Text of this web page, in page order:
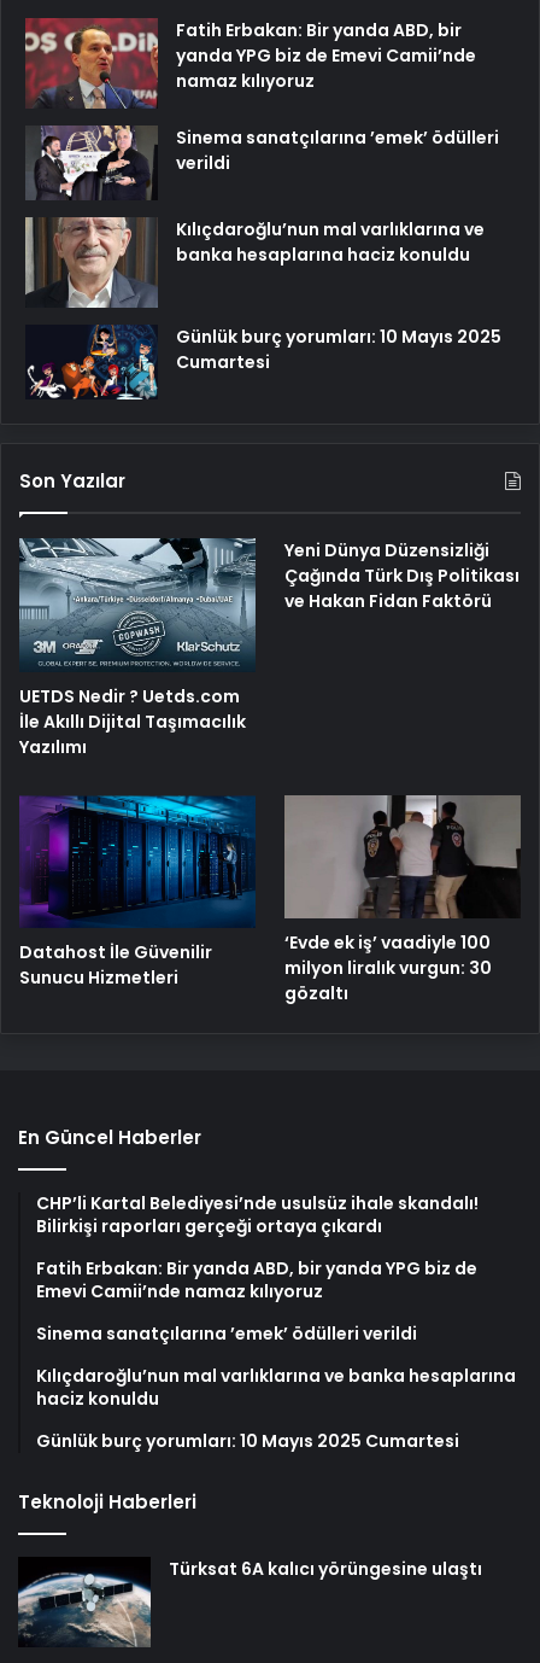
Fatih Erbakan: Bir yanda ABD, bir
yanda YPG biz de Emevi Camii’nde
namaz kılıyoruz
Sinema sanatçılarına ’emek’ ödülleri
verildi
Kılıçdaroğlu’nun mal varlıklarına ve
banka hesaplarına haciz konuldu
Günlük burç yorumları: 10 Mayıs 2025
Cumartesi
Son Yazılar
UETDS Nedir ? Uetds.com
İle Akıllı Dijital Taşımacılık
Yazılımı
Yeni Dünya Düzensizliği
Çağında Türk Dış Politikası
ve Hakan Fidan Faktörü
Datahost İle Güvenilir
Sunucu Hizmetleri
‘Evde ek iş’ vaadiyle 100
milyon liralık vurgun: 30
gözaltı
En Güncel Haberler
CHP’li Kartal Belediyesi’nde usulsüz ihale skandalı!
Bilirkişi raporları gerçeği ortaya çıkardı
Fatih Erbakan: Bir yanda ABD, bir yanda YPG biz de
Emevi Camii’nde namaz kılıyoruz
Sinema sanatçılarına ’emek’ ödülleri verildi
Kılıçdaroğlu’nun mal varlıklarına ve banka hesaplarına
haciz konuldu
Günlük burç yorumları: 10 Mayıs 2025 Cumartesi
Teknoloji Haberleri
Türksat 6A kalıcı yörüngesine ulaştı